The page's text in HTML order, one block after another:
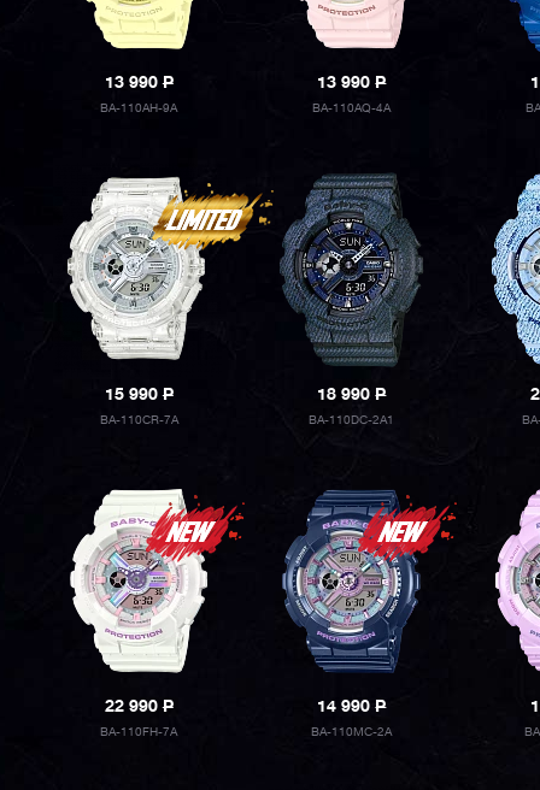
13 990P
BA-110AH-9A
13 990P
BA-110AQ-4A
15 990P
BA-110CR-7A
18 990P
BA-110DC-2A1
22 990P
BA-110FH-7A
14 990P
BA-110MC-2A